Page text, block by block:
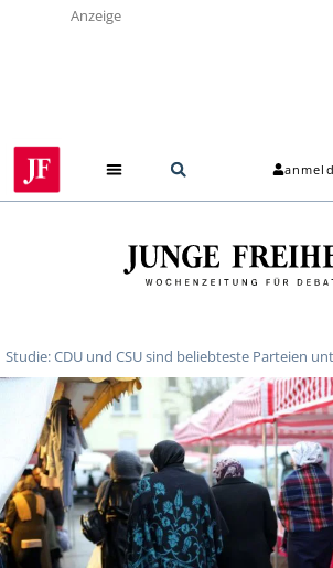
Anzeige
Studie: CDU und CSU sind beliebteste Parteien